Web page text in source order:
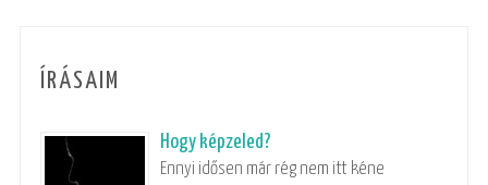
ÍRÁSAIM
Hogy képzeled?
Ennyi idősen már rég nem itt kéne